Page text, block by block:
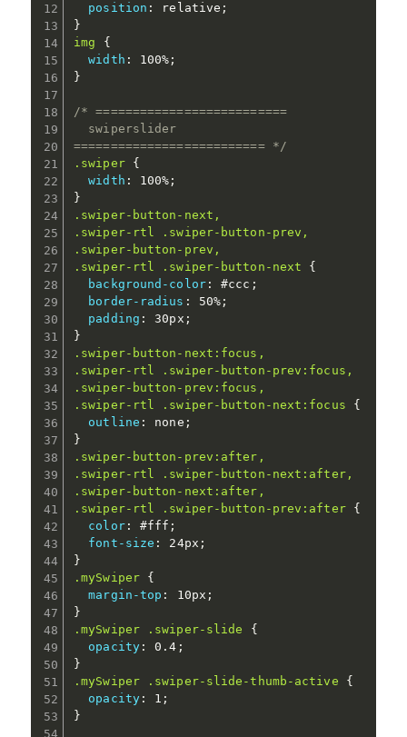
position : relative ;
}
img
{
width : 100% ;
}
/* ==========================
  swiperslider
========================== */
.swiper
{
width : 100% ;
}
.swiper-button-next,
.swiper-rtl .swiper-button-prev,
.swiper-button-prev,
.swiper-rtl .swiper-button-next
{
background-color: #ccc ;
border-radius : 50% ;
padding : 30px ;
}
.swiper-button-next:focus,
.swiper-rtl .swiper-button-prev:focus,
.swiper-button-prev:focus,
.swiper-rtl .swiper-button-next:focus
{
outline : none ;
}
.swiper-button-prev:after,
.swiper-rtl .swiper-button-next:after,
.swiper-button-next:after,
.swiper-rtl .swiper-button-prev:after
{
color: #fff ;
font-size : 24px ;
}
.mySwiper {
margin-top : 10px ;
}
.mySwiper .swiper-slide
{
opacity : 0.4 ;
}
.mySwiper .swiper-slide-thumb-active
{
opacity : 1 ;
}